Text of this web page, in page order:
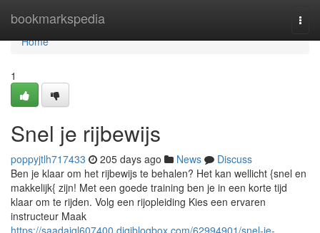
bookmarkspedia
Home
Home
1
Snel je rijbewijs
poppyjtlh717433 205 days ago News
Discuss
Ben je klaar om het rijbewijs te behalen? Het kan wellicht {snel en
makkelijk{ zijn! Met een goede training ben je in een korte tijd
klaar om te rijden. Volg een rijopleiding Kies een ervaren
instructeur Maak
https://saadaigl607400.digiblogbox.com/62994901/snel-je-